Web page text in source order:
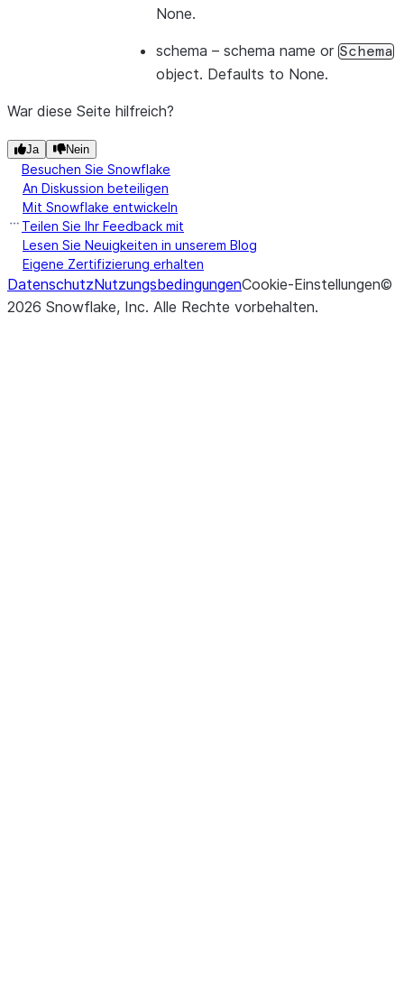
None.
schema – schema name or Schema
object. Defaults to None.
War diese Seite hilfreich?
Ja Nein
Besuchen Sie Snowflake
An Diskussion beteiligen
Mit Snowflake entwickeln
Teilen Sie Ihr Feedback mit
Lesen Sie Neuigkeiten in unserem Blog
Eigene Zertifizierung erhalten
DatenschutzNutzungsbedingungenCookie-Einstellungen©
2026 Snowflake, Inc. Alle Rechte vorbehalten.